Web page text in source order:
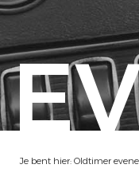
Je bent hier: Oldtimer